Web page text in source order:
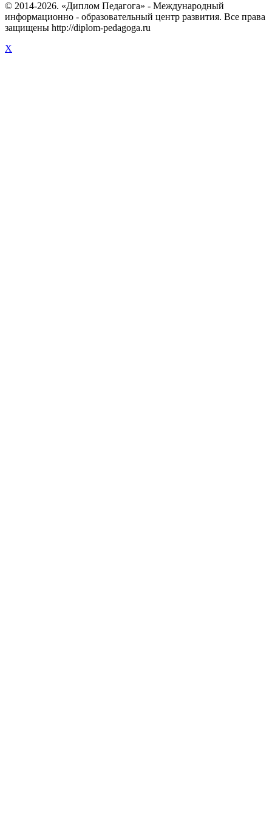
© 2014-2026. «Диплом Педагога» - Международный
информационно - образовательный центр развития. Все права
защищены http://diplom-pedagoga.ru
X